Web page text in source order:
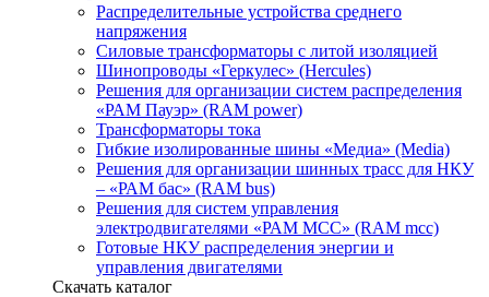
Распределительные устройства среднего
напряжения
Силовые трансформаторы с литой изоляцией
Шинопроводы «Геркулес» (Hercules)
Решения для организации систем распределения
«РАМ Пауэр» (RAM power)
Трансформаторы тока
Гибкие изолированные шины «Медиа» (Media)
Решения для организации шинных трасс для НКУ
– «РАМ бас» (RAM bus)
Решения для систем управления
электродвигателями «РАМ МСС» (RAM mcc)
Готовые НКУ распределения энергии и
управления двигателями
Скачать каталог